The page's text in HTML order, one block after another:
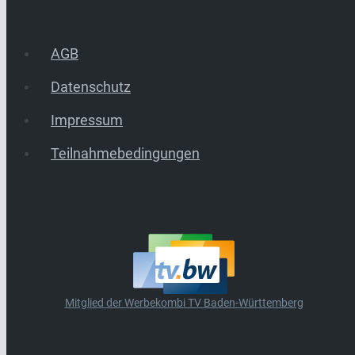
AGB
Datenschutz
Impressum
Teilnahmebedingungen
Mitglied der Werbekombi TV Baden-Württemberg